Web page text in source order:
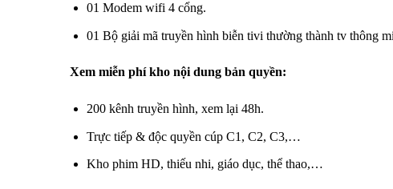
01 Modem wifi 4 cổng.
01 Bộ giải mã truyền hình biễn tivi thường thành tv thông
Xem miễn phí kho nội dung bản quyền:
200 kênh truyền hình, xem lại 48h.
Trực tiếp & độc quyền cúp C1, C2, C3,…
Kho phim HD, thiếu nhi, giáo dục, thể thao,…